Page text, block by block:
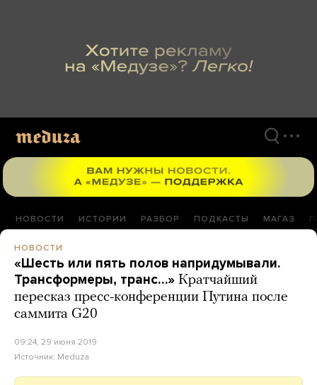
НОВОСТИ ИСТОРИИ РАЗБОР ПОДКАСТЫ МАГАЗ
НОВОСТИ
«Шесть или пять полов напридумывали.
Трансформеры, транс…» Кратчайший
пересказ пресс-конференции Путина после
саммита G20
09:24, 29 июня 2019
Источник: Meduza